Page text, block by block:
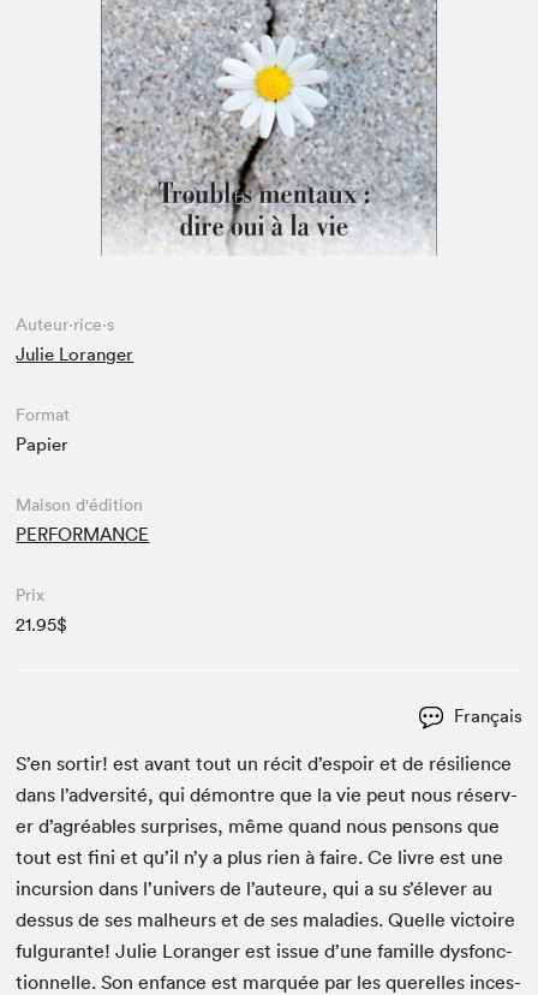
Espace médias
Auteur·rice·s
Julie Loranger
Format
Papier
Maison d'édition
PERFORMANCE
Prix
21.95$
Français
S’en sor­tir! est avant tout un réc­it d’espoir et de résilience
dans l’adversité, qui démon­tre que la vie peut nous réserv­
er d’agréables sur­pris­es, même quand nous pen­sons que
tout est fini et qu’il n’y a plus rien à faire. Ce livre est une
incur­sion dans l’univers de l’auteure, qui a su s’élever au
dessus de ses mal­heurs et de ses mal­adies. Quelle vic­toire
ful­gu­rante! Julie Lor­anger est issue d’une famille dys­fonc­
tion­nelle. Son enfance est mar­quée par les querelles inces­